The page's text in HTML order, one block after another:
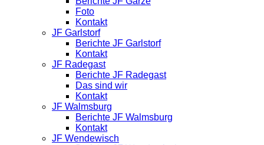
Foto
Kontakt
JF Garlstorf
Berichte JF Garlstorf
Kontakt
JF Radegast
Berichte JF Radegast
Das sind wir
Kontakt
JF Walmsburg
Berichte JF Walmsburg
Kontakt
JF Wendewisch